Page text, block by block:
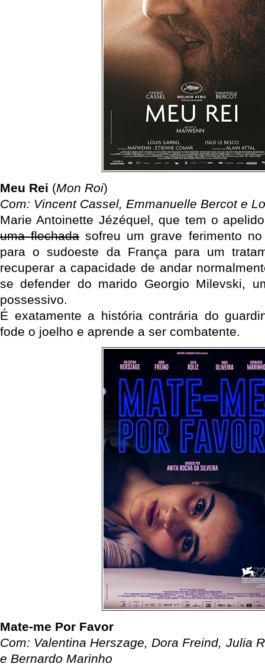
Meu Rei (Mon Roi)
Com: Vincent Cassel, Emmanuelle Bercot e
Marie Antoinette Jézéquel, que tem o
uma flechadasofreu um grave ferimento
para o sudoeste da França para um
recuperar a capacidade de andar
se defender do marido Georgio Milevski,
possessivo.
É exatamente a história contrária do
fode o joelho e aprende a ser combatente.
Mate-me Por Favor
Com: Valentina Herszage, Dora Freind, Julia
e Bernardo Marinho